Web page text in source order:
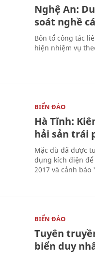
Nghệ An:
soát nghề cá
Bốn tổ công tác
hiện nhiệm vụ
BIỂN ĐẢO
Hà Tĩnh:
hải sản trái
Mặc dù đã được
dụng kích điện
2017 và cảnh báo
BIỂN ĐẢO
Tuyên
biển duy